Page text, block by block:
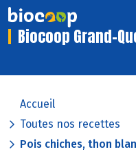
Biocoop Grand-
Accueil
Toutes nos recettes
Pois chiches, thon